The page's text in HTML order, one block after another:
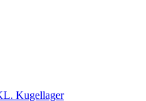
Kugellager